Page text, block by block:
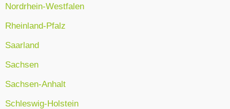
Nordrhein-Westfalen
Rheinland-Pfalz
Saarland
Sachsen
Sachsen-Anhalt
Schleswig-Holstein